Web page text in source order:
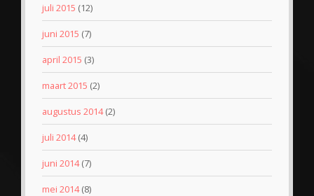
juli 2015 (12)
juni 2015 (7)
april 2015 (3)
maart 2015 (2)
augustus 2014(2)
juli 2014(4)
juni 2014(7)
mei 2014(8)